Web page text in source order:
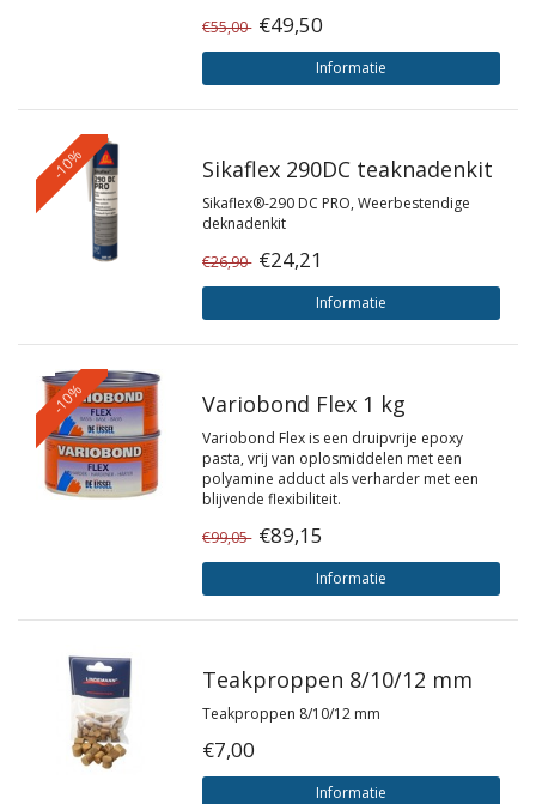
€55,00 €49,50
Informatie
-10% Sikaflex 290DC teaknadenkit
Sikaflex®-290 DC PRO, Weerbestendige
deknadenkit
€26,90 €24,21
Informatie
-10% Variobond Flex 1 kg
Variobond Flex is een druipvrije epoxy
pasta, vrij van oplosmiddelen met een
polyamine adduct als verharder met een
blijvende flexibiliteit.
€99,05 €89,15
Informatie
Teakproppen 8/10/12 mm
Teakproppen 8/10/12 mm
€7,00
Informatie